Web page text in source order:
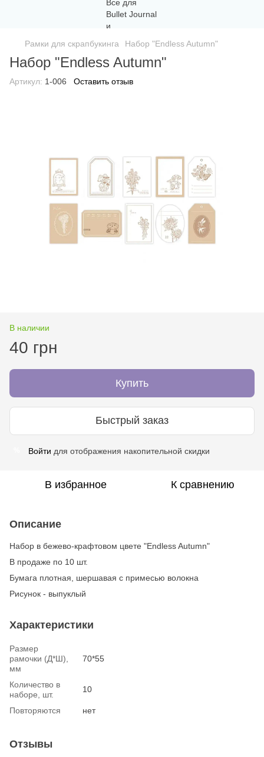
Рамки для скрапбукинга Набор "Endless Autumn"
Набор "Endless Autumn"
Артикул: 1-006 Оставить отзыв
В наличии
40 грн
Купить
Быстрый заказ
Войти для отображения накопительной скидки
В избранное К сравнению
Описание
Набор в бежево-крафтовом цвете "Endless Autumn"
В продаже по 10 шт.
Бумага плотная, шершавая с примесью волокна
Рисунок - выпуклый
Характеристики
Размер
рамочки (Д*Ш),
мм
70*55
Количество в
наборе, шт.
10
Повторяются нет
Отзывы